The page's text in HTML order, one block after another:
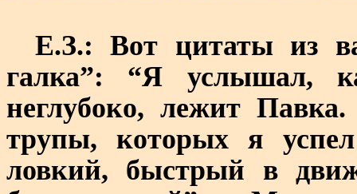
Е.З.: Вот цитаты из
галка”: “Я услышал,
неглубоко, лежит
трупы, которых я
ловкий, быстрый в